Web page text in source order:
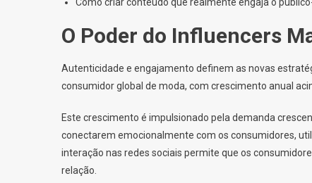
Como criar conteúdo que realmente engaja o
O Poder do Influencers
Autenticidade e engajamento definem as novas
consumidor global de moda, com crescimento anual
Este crescimento é impulsionado pela demanda
conectarem emocionalmente com os consumidores,
interação nas redes sociais permite que os
relação.